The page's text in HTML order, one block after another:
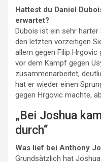
Hattest du Daniel
erwartet?
Dubois ist ein sehr
den letzten vorzeitigen
allem gegen Filip Hrgovic
vor dem Kampf gegen
zusammenarbeitet,
hat er wieder einen
gegen Hrgovic machte,
„Bei Joshua
durch“
Was lief bei Anthony
Grundsätzlich hat